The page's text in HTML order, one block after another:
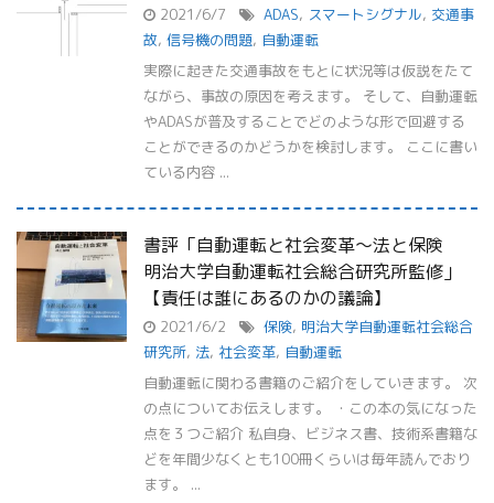
2021/6/7 ADAS, スマートシグナル, 交通事
故, 信号機の問題, 自動運転
実際に起きた交通事故をもとに状況等は仮説をたて
ながら、事故の原因を考えます。 そして、自動運転
やADASが普及することでどのような形で回避する
ことができるのかどうかを検討します。 ここに書い
ている内容 ...
書評「自動運転と社会変革〜法と保険
明治大学自動運転社会総合研究所監修」
【責任は誰にあるのかの議論】
2021/6/2 保険, 明治大学自動運転社会総合
研究所, 法, 社会変革, 自動運転
自動運転に関わる書籍のご紹介をしていきます。 次
の点についてお伝えします。 ・この本の気になった
点を３つご紹介 私自身、ビジネス書、技術系書籍な
どを年間少なくとも100冊くらいは毎年読んでおり
ます。 ...